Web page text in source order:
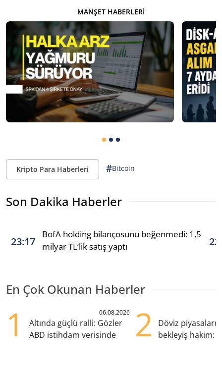
MANŞET HABERLERI
Kripto Para Haberleri #Bitcoin
Son Dakika Haberler
23:17
BofA holding bilançosunu beğenmedi: 1,5
milyar TL’lik satış yaptı
En Çok Okunan Haberler
1 06.08.2026
Altında güçlü ralli: Gözler
ABD istihdam verisinde
2
Döviz
bekleyiş hakim: